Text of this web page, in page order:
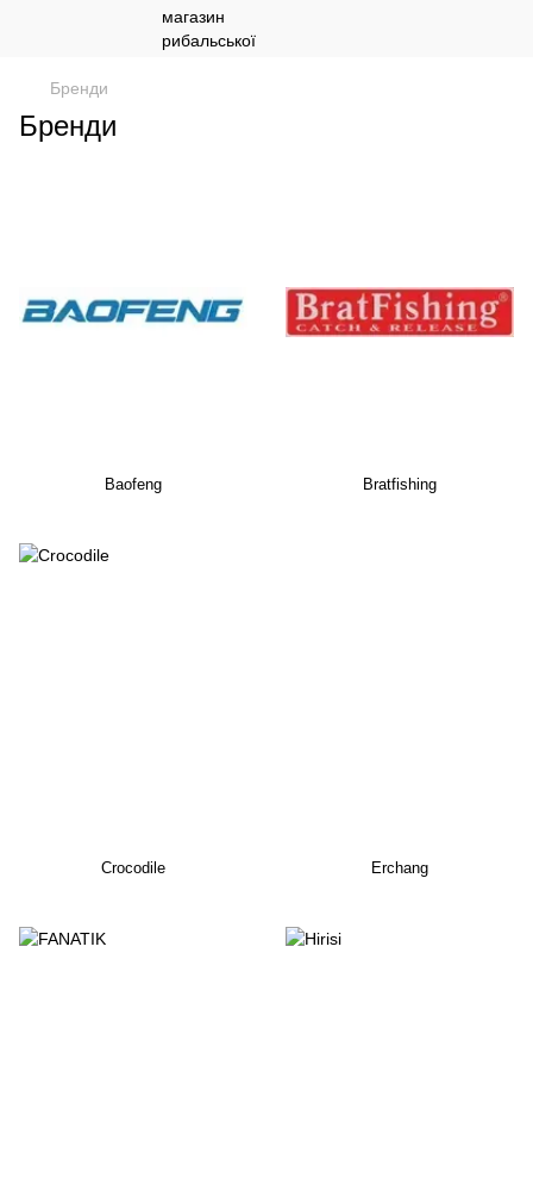
Бренди
Бренди
Baofeng Bratfishing
Crocodile Erchang